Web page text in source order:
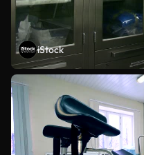
iStock